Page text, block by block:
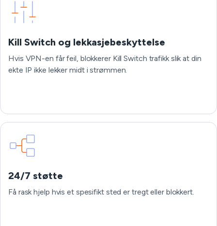
Kill Switch og lekkasjebeskyttelse
Hvis VPN-en får feil, blokkerer Kill Switch trafikk slik at din
ekte IP ikke lekker midt i strømmen.
24/7 støtte
Få rask hjelp hvis et spesifikt sted er tregt eller blokkert.